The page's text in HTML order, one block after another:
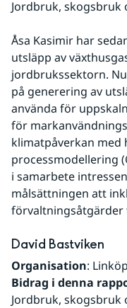
Jordbruk, skogsbruk
Åsa Kasimir har
utsläpp av
jordbrukssektorn.
på generering av
använda för
för
klimatpåverkan med
processmodellering
i samarbete
målsättningen att
förvaltningsåtgärder
David Bastviken
Organisation:
Bidrag i denna
Jordbruk, skogsbruk